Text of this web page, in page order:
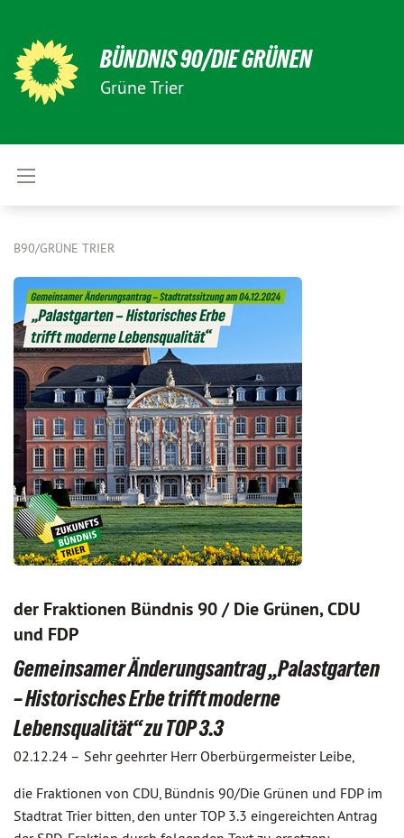
BÜNDNIS 90/DIE GRÜNEN
Grüne Trier
B90/GRÜNE TRIER
der Fraktionen Bündnis 90 / Die Grünen, CDU
und FDP
Gemeinsamer Änderungsantrag „Palastgarten
– Historisches Erbe trifft moderne
Lebensqualität“ zu TOP 3.3
02.12.24 – Sehr geehrter Herr Oberbürgermeister Leibe,
die Fraktionen von CDU, Bündnis 90/Die Grünen und FDP im
Stadtrat Trier bitten, den unter TOP 3.3 eingereichten Antrag